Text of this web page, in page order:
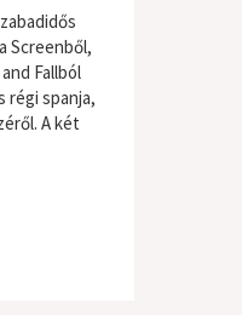
Screenből,
Fallból
régi spanja,
A két